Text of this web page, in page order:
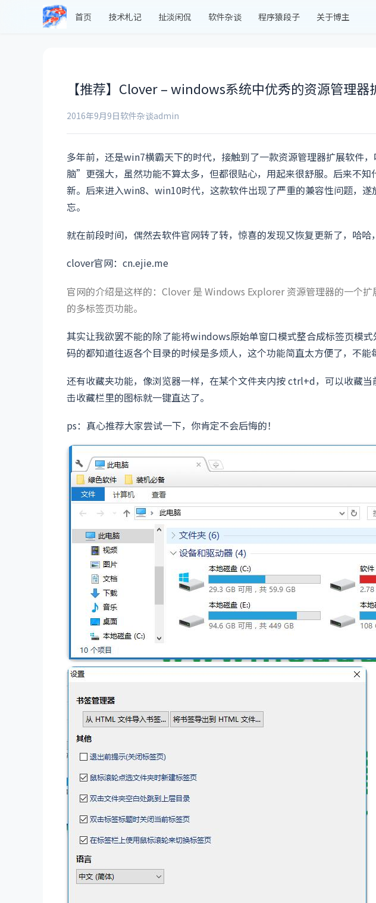
首页 技术札记 扯淡闲侃 软件杂谈 程序猿段子 关于博主
【推荐】Clover – windows系统中优秀的资源管理器
2016年9月9日软件杂谈admin
多年前，还是win7横霸天下的时代，接触到了一款资源管理器扩展软件，
脑”更强大，虽然功能不算太多，但都很贴心，用起来很舒服。后来不
新。后来进入win8、win10时代，这款软件出现了严重的兼容性问题，
忘。
就在前段时间，偶然去软件官网转了转，惊喜的发现又恢复更新了，哈哈
clover官网：cn.ejie.me
官网的介绍是这样的：Clover 是 Windows Explorer 资源管理器的一个
的多标签页功能。
其实让我欲罢不能的除了能将windows原始单窗口模式整合成标签页模
码的都知道往返各个目录的时候是多烦人，这个功能简直太方便了，不能
还有收藏夹功能，像浏览器一样，在某个文件夹内按 ctrl+d，可以收藏
击收藏栏里的图标就一键直达了。
ps：真心推荐大家尝试一下，你肯定不会后悔的！